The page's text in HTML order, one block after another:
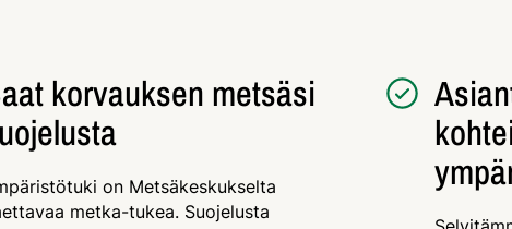
korvauksen metsäsi
on Metsäkeskukselta
metka-tukea. Suojelusta